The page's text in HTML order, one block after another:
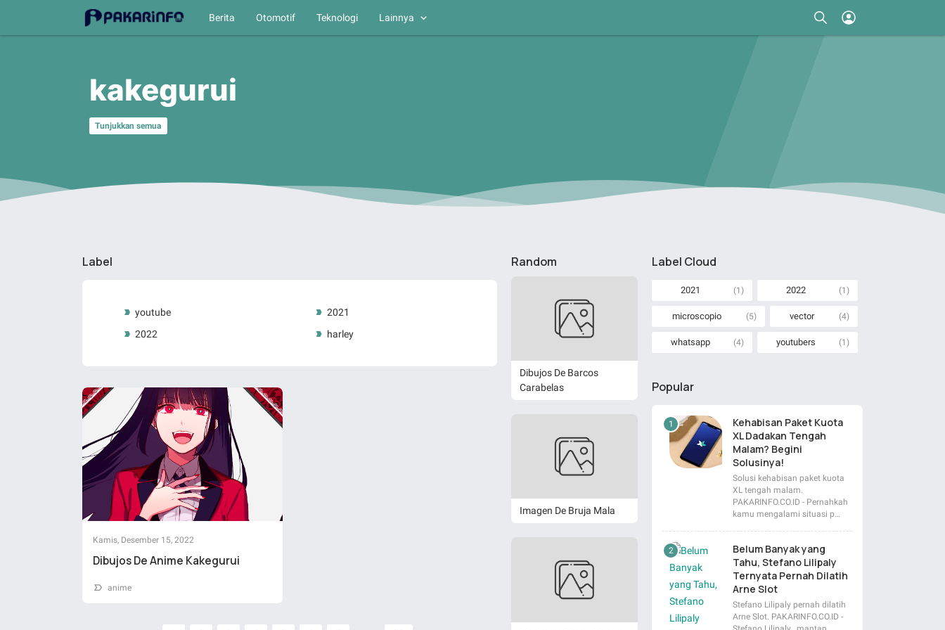
Berita Otomotif Teknologi Lainnya
kakegurui
Tunjukkan semua
Label
youtube
2021
2022
harley
Kamis, Desember 15, 2022
Dibujos De Anime Kakegurui
anime
Random
Dibujos De Barcos
Carabelas
Imagen De Bruja Mala
Label Cloud
2021 (1) 2022 (1)
microscopio (5) vector (4)
whatsapp (4) youtubers (1)
Popular
Kehabisan Paket Kuota
XL Dadakan Tengah
Malam? Begini
Solusinya!
Solusi kehabisan paket kuota
XL tengah malam.
PAKARINFO.CO.ID - Pernahkah
kamu mengalami situasi p…
Belum Banyak yang
Tahu, Stefano Lilipaly
Ternyata Pernah Dilatih
Arne Slot
Stefano Lilipaly pernah dilatih
Arne Slot. PAKARINFO.CO.ID -